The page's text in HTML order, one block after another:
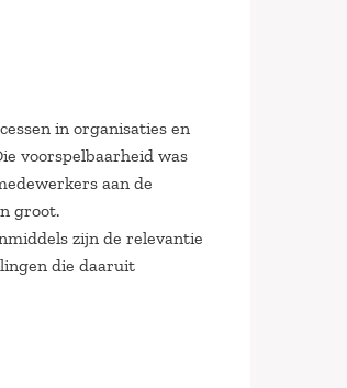
in organisaties en
voorspelbaarheid was
aan de
groot.
zijn de relevantie
die daaruit